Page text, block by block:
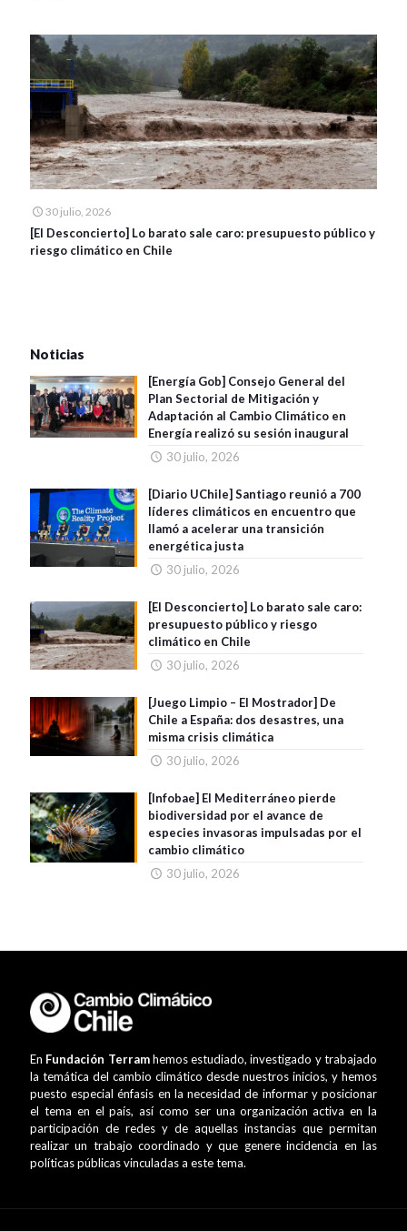
30 julio, 2026
[El Desconcierto] Lo barato sale caro: presupuesto público y
riesgo climático en Chile
Noticias
[Energía Gob] Consejo General del
Plan Sectorial de Mitigación y
Adaptación al Cambio Climático en
Energía realizó su sesión inaugural
30 julio, 2026
[Diario UChile] Santiago reunió a 700
líderes climáticos en encuentro que
llamó a acelerar una transición
energética justa
30 julio, 2026
[El Desconcierto] Lo barato sale caro:
presupuesto público y riesgo
climático en Chile
30 julio, 2026
[Juego Limpio – El Mostrador] De
Chile a España: dos desastres, una
misma crisis climática
30 julio, 2026
[Infobae] El Mediterráneo pierde
biodiversidad por el avance de
especies invasoras impulsadas por el
cambio climático
30 julio, 2026
En Fundación Terramhemos estudiado, investigado y trabajado
la temática del cambio climático desde nuestros inicios, y hemos
puesto especial énfasis en la necesidad de informar y posicionar
el tema en el país, así como ser una organización activa en la
participación de redes y de aquellas instancias que permitan
realizar un trabajo coordinado y que genere incidencia en las
políticas públicas vinculadas a este tema.